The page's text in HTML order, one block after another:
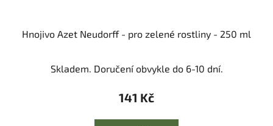
Hnojivo Azet Neudorff - pro zelené rostliny - 250 ml
Skladem. Doručení obvykle do 6-10 dní.
141 Kč